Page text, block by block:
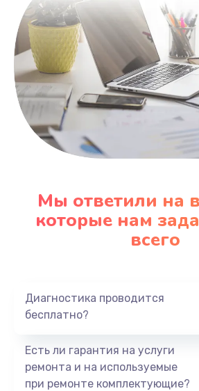
Замена кабеля
550 руб.
Заказать
Ремонт платы
500 руб.
Заказать
950 руб.
Замена стекла
2500 руб.
Мы ответили на
которые нам
всего
Диагностика проводится
бесплатно?
Есть ли гарантия на услуги
ремонта и на используемые
при ремонте комплектующие?